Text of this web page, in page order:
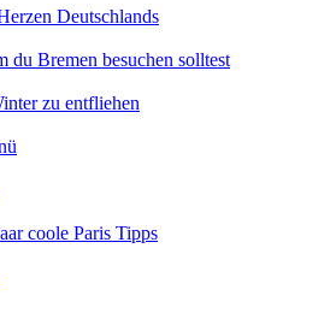
Deutschlands
du Bremen besuchen solltest
zu entfliehen
coole Paris Tipps